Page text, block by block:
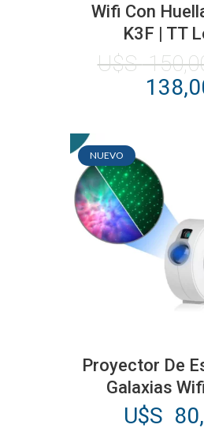
Wifi Con
K3F | TT
U$S
NUEVO
Proyector De
Galaxias
U$S